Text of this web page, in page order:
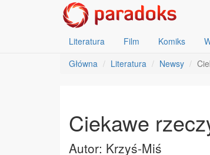
Literatura Film Komiks
Główna
Literatura Newsy
Ciekawe
Autor: Krzyś-Miś